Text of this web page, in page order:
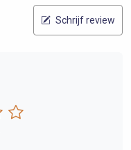
Schrijf review